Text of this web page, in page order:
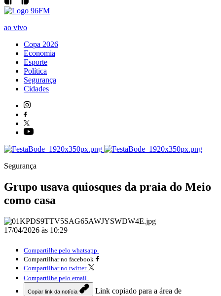
ao vivo
Copa 2026
Economia
Esporte
Política
Segurança
Cidades
Segurança
Grupo usava quiosques da praia do Meio
como casa
17/04/2026 às 10:29
Compartilhe pelo whatsapp
Compartilhar no facebook
Compartilhar no twitter
Compartilhe pelo email
Copiar link da notícia
Link copiado para a área de